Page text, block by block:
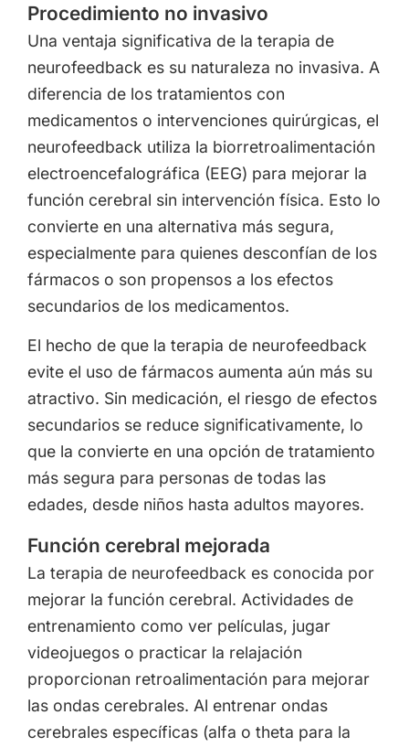
Procedimiento no invasivo
Una ventaja significativa de la terapia de
neurofeedback es su naturaleza no invasiva. A
diferencia de los tratamientos con
medicamentos o intervenciones quirúrgicas, el
neurofeedback utiliza la biorretroalimentación
electroencefalográfica (EEG) para mejorar la
función cerebral sin intervención física. Esto lo
convierte en una alternativa más segura,
especialmente para quienes desconfían de los
fármacos o son propensos a los efectos
secundarios de los medicamentos.
El hecho de que la terapia de neurofeedback
evite el uso de fármacos aumenta aún más su
atractivo. Sin medicación, el riesgo de efectos
secundarios se reduce significativamente, lo
que la convierte en una opción de tratamiento
más segura para personas de todas las
edades, desde niños hasta adultos mayores.
Función cerebral mejorada
La terapia de neurofeedback es conocida por
mejorar la función cerebral. Actividades de
entrenamiento como ver películas, jugar
videojuegos o practicar la relajación
proporcionan retroalimentación para mejorar
las ondas cerebrales. Al entrenar ondas
cerebrales específicas (alfa o theta para la